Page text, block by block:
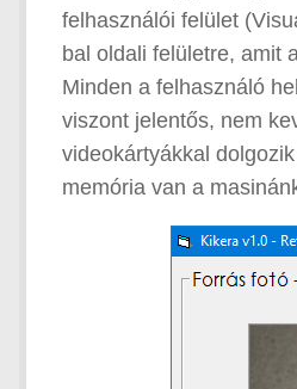
felhasználói felület
bal oldali felületre, amit
Minden a felhasználó
viszont jelentős, nem
videokártyákkal
memória van a